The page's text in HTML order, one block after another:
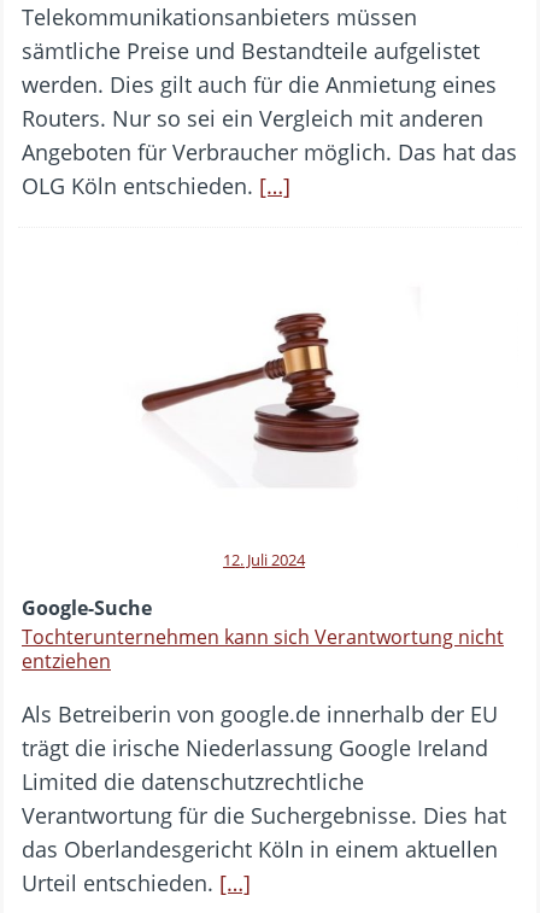
Telekommunikationsanbieters müssen
sämtliche Preise und Bestandteile aufgelistet
werden. Dies gilt auch für die Anmietung eines
Routers. Nur so sei ein Vergleich mit anderen
Angeboten für Verbraucher möglich. Das hat das
OLG Köln entschieden. […]
12. Juli 2024
Google-Suche
Tochterunternehmen kann sich Verantwortung nicht
entziehen
Als Betreiberin von google.de innerhalb der EU
trägt die irische Niederlassung Google Ireland
Limited die datenschutzrechtliche
Verantwortung für die Suchergebnisse. Dies hat
das Oberlandesgericht Köln in einem aktuellen
Urteil entschieden. […]